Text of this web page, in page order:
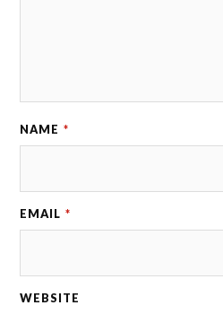
NAME *
EMAIL *
WEBSITE